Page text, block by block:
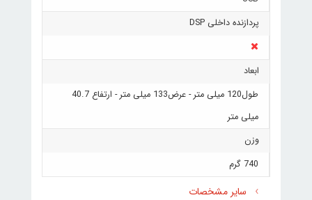
پردازنده داخلی DSP
ابعاد
طول120 میلی متر - عرض133 میلی متر - ارتفاع 40.7
میلی متر
وزن
740 گرم
سایر مشخصات